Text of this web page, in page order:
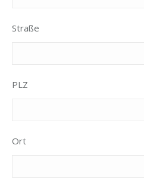
Straße
PLZ
Ort